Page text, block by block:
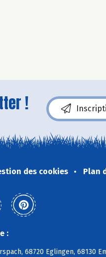
!
des cookies Plan
:
68720 Eglingen, 68130